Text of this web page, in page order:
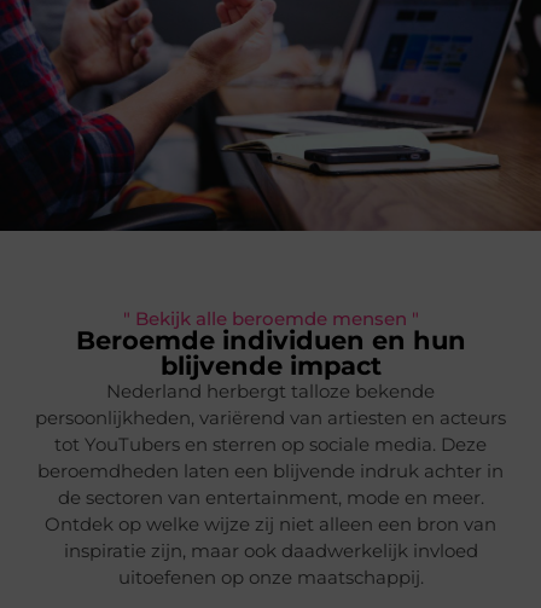
" Bekijk alle beroemde mensen "
Beroemde individuen en hun
blijvende impact
Nederland herbergt talloze bekende
persoonlijkheden, variërend van artiesten en acteurs
tot YouTubers en sterren op sociale media. Deze
beroemdheden laten een blijvende indruk achter in
de sectoren van entertainment, mode en meer.
Ontdek op welke wijze zij niet alleen een bron van
inspiratie zijn, maar ook daadwerkelijk invloed
uitoefenen op onze maatschappij.